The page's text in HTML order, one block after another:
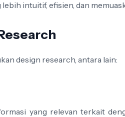
intuitif, efisien, dan
design research, antara lain:
yang relevan terkait